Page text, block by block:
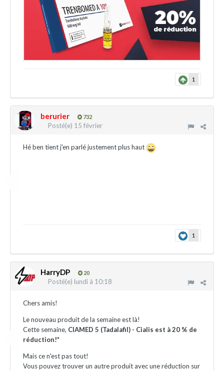
1
berurier 732
Posté(e) 15 février
Hé ben tient j'en parlé justement plus haut
1
HarryDP 20
Posté(e) lundi à 10:18
Chers amis!
Le nouveau produit de la semaine est là!
Cette semaine, CIAMED 5 (Tadalafil) - Cialis est à 20 % de
réduction!*
Mais ce n'est pas tout!
Vous pouvez trouver un autre produit avec une réduction sur